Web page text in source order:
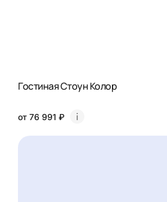
Гостиная Стоун Колор
от 76 991 ₽